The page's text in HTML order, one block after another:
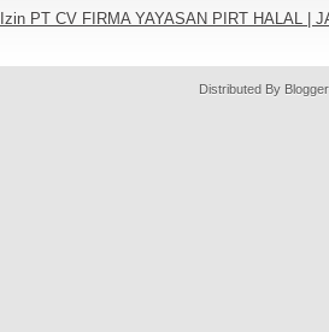
PT CV FIRMA YAYASAN PIRT HALAL |
Distributed By